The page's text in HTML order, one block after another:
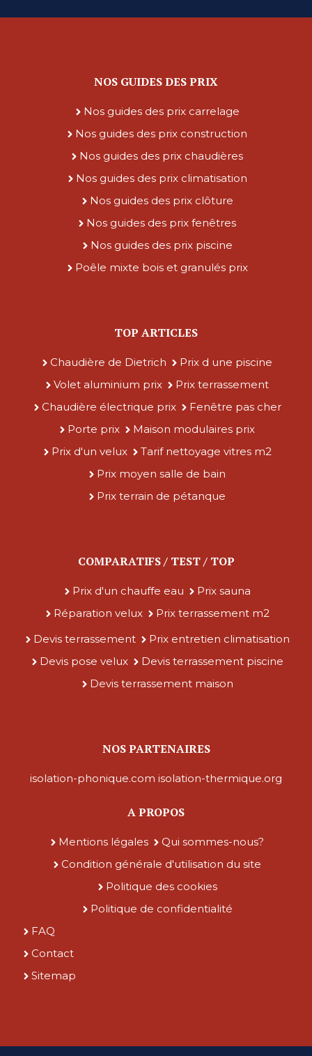
NOS GUIDES DES PRIX
Nos guides des prix carrelage
Nos guides des prix construction
Nos guides des prix chaudières
Nos guides des prix climatisation
Nos guides des prix clôture
Nos guides des prix fenêtres
Nos guides des prix piscine
Poêle mixte bois et granulés prix
TOP ARTICLES
Chaudière de Dietrich
Prix d une piscine
Volet aluminium prix
Prix terrassement
Chaudière électrique prix
Fenêtre pas cher
Porte prix
Maison modulaires prix
Prix d'un velux
Tarif nettoyage vitres m2
Prix moyen salle de bain
Prix terrain de pétanque
COMPARATIFS / TEST / TOP
Prix d'un chauffe eau
Prix sauna
Réparation velux
Prix terrassement m2
Devis terrassement
Prix entretien climatisation
Devis pose velux
Devis terrassement piscine
Devis terrassement maison
NOS PARTENAIRES
isolation-phonique.com isolation-thermique.org
A PROPOS
Mentions légales
Qui sommes-nous?
Condition générale d'utilisation du site
Politique des cookies
Politique de confidentialité
FAQ
Contact
Sitemap